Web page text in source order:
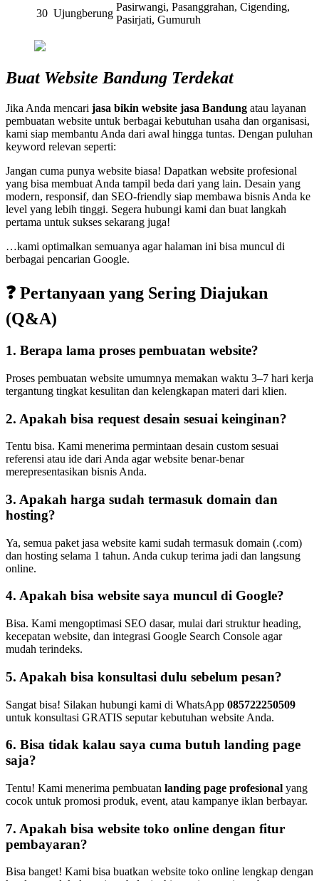
30 Ujungberung
Pasirwangi, Pasanggrahan, Cigending,
Pasirjati, Gumuruh
Buat Website Bandung Terdekat
Jika Anda mencari jasa bikin website jasa Bandung atau layanan
pembuatan website untuk berbagai kebutuhan usaha dan organisasi,
kami siap membantu Anda dari awal hingga tuntas. Dengan puluhan
keyword relevan seperti:
Jangan cuma punya website biasa! Dapatkan website profesional
yang bisa membuat Anda tampil beda dari yang lain. Desain yang
modern, responsif, dan SEO-friendly siap membawa bisnis Anda ke
level yang lebih tinggi. Segera hubungi kami dan buat langkah
pertama untuk sukses sekarang juga!
…kami optimalkan semuanya agar halaman ini bisa muncul di
berbagai pencarian Google.
❓ Pertanyaan yang Sering Diajukan
(Q&A)
1. Berapa lama proses pembuatan website?
Proses pembuatan website umumnya memakan waktu 3–7 hari kerja
tergantung tingkat kesulitan dan kelengkapan materi dari klien.
2. Apakah bisa request desain sesuai keinginan?
Tentu bisa. Kami menerima permintaan desain custom sesuai
referensi atau ide dari Anda agar website benar-benar
merepresentasikan bisnis Anda.
3. Apakah harga sudah termasuk domain dan
hosting?
Ya, semua paket jasa website kami sudah termasuk domain (.com)
dan hosting selama 1 tahun. Anda cukup terima jadi dan langsung
online.
4. Apakah bisa website saya muncul di Google?
Bisa. Kami mengoptimasi SEO dasar, mulai dari struktur heading,
kecepatan website, dan integrasi Google Search Console agar
mudah terindeks.
5. Apakah bisa konsultasi dulu sebelum pesan?
Sangat bisa! Silakan hubungi kami di WhatsApp 085722250509
untuk konsultasi GRATIS seputar kebutuhan website Anda.
6. Bisa tidak kalau saya cuma butuh landing page
saja?
Tentu! Kami menerima pembuatan landing page profesional yang
cocok untuk promosi produk, event, atau kampanye iklan berbayar.
7. Apakah bisa website toko online dengan fitur
pembayaran?
Bisa banget! Kami bisa buatkan website toko online lengkap dengan